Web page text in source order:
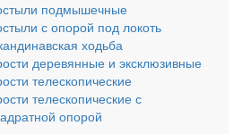
подмышечные
с опорой под локоть
ходьба
деревянные и эксклюзивные
телескопические
телескопические с
опорой